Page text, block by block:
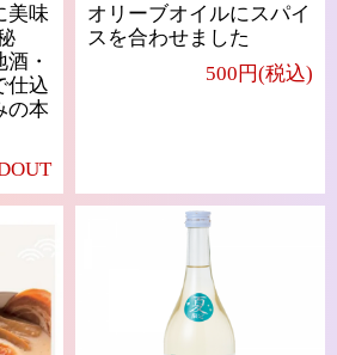
美味
・
仕込
の本
オリーブオイルにスパイ
スを合わせました
500円(税込)